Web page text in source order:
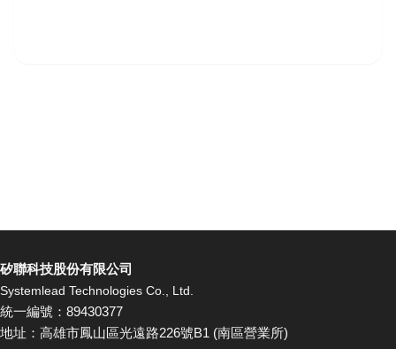
矽聯科技股份有限公司
Systemlead Technologies Co., Ltd.
統一編號：89430377
地址：高雄市鳳山區光遠路226號B1 (南區營業所)